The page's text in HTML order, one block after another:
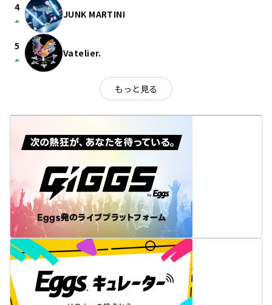
4
arrow_drop_up JUNK MARTINI
5
arrow_drop_up Vatelier.
もっと見る